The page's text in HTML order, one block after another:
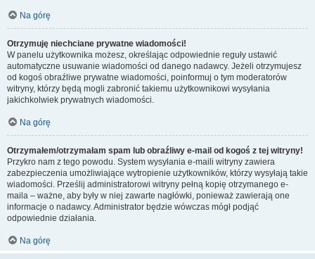
Na górę
Otrzymuję niechciane prywatne wiadomości!
W panelu użytkownika możesz, określając odpowiednie reguły ustawić
automatyczne usuwanie wiadomości od danego nadawcy. Jeżeli otrzymujesz
od kogoś obraźliwe prywatne wiadomości, poinformuj o tym moderatorów
witryny, którzy będą mogli zabronić takiemu użytkownikowi wysyłania
jakichkolwiek prywatnych wiadomości.
Na górę
Otrzymałem/otrzymałam spam lub obraźliwy e-mail od kogoś z tej witryny!
Przykro nam z tego powodu. System wysyłania e-maili witryny zawiera
zabezpieczenia umożliwiające wytropienie użytkowników, którzy wysyłają takie
wiadomości. Prześlij administratorowi witryny pełną kopię otrzymanego e-
maila – ważne, aby były w niej zawarte nagłówki, ponieważ zawierają one
informacje o nadawcy. Administrator będzie wówczas mógł podjąć
odpowiednie działania.
Na górę